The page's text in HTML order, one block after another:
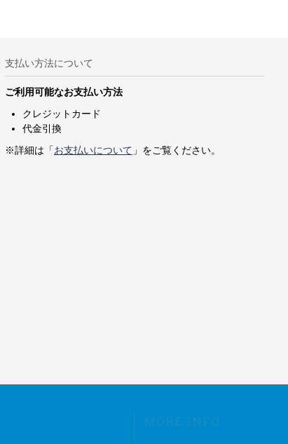
支払い方法について
ご利用可能なお支払い方法
クレジットカード
代金引換
※詳細は「お支払いについて 」をご覧ください。
MORE INFO